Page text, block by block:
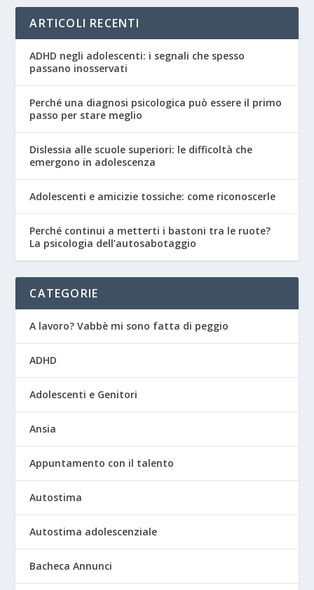
ARTICOLI RECENTI
ADHD negli adolescenti: i segnali che spesso
passano inosservati
Perché una diagnosi psicologica può essere il primo
passo per stare meglio
Dislessia alle scuole superiori: le difficoltà che
emergono in adolescenza
Adolescenti e amicizie tossiche: come riconoscerle
Perché continui a metterti i bastoni tra le ruote?
La psicologia dell’autosabotaggio
CATEGORIE
A lavoro? Vabbè mi sono fatta di peggio
ADHD
Adolescenti e Genitori
Ansia
Appuntamento con il talento
Autostima
Autostima adolescenziale
Bacheca Annunci